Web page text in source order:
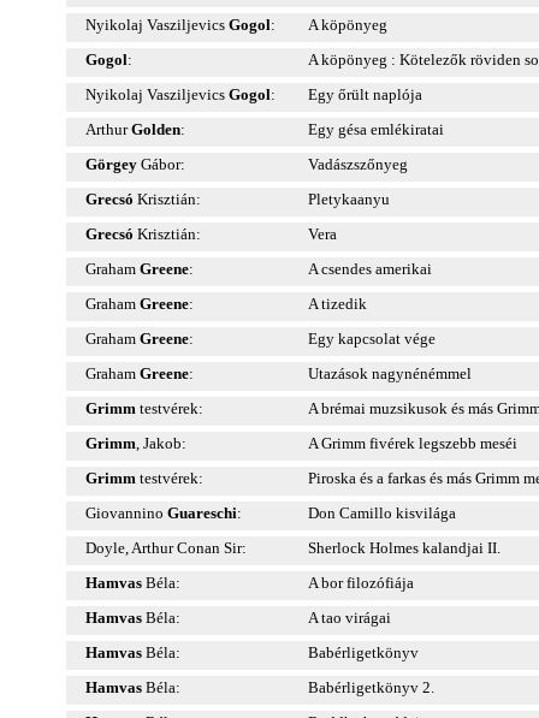
Nyikolaj Vasziljevics Gogol:
A köpönyeg
Gogol:
A köpönyeg : Kötelezők röviden
Nyikolaj Vasziljevics Gogol:
Egy őrült naplója
ArthurGolden:
Egy gésa emlékiratai
Görgey Gábor:
Vadászszőnyeg
Grecsó Krisztián:
Pletykaanyu
Grecsó Krisztián:
Vera
Graham Greene:
A csendes amerikai
Graham Greene:
A tizedik
Graham Greene:
Egy kapcsolat vége
Graham Greene:
Utazások nagynénémmel
Grimm testvérek:
A brémai muzsikusok és más
Grimm, Jakob:
A Grimm fivérek legszebb meséi
Grimm testvérek:
Piroska és a farkas és más Grimm
Giovannino Guareschi:
Don Camillo kisvilága
Doyle, Arthur Conan Sir:
Sherlock Holmes kalandjai II.
Hamvas Béla:
A bor filozófiája
Hamvas Béla:
A tao virágai
Hamvas Béla:
Babérligetkönyv
Hamvas Béla:
Babérligetkönyv 2.